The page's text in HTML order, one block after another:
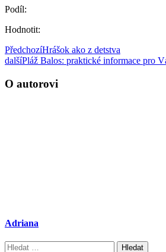
Podíl:
Hodnotit:
PředchozíHrášok ako z detstva
dalšíPláž Balos: praktické informace pro
O autorovi
Adriana
Vyhledávání